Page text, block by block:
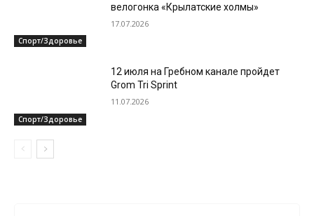
Спорт/Здоровье
велогонка «Крылатские холмы»
17.07.2026
Спорт/Здоровье
12 июля на Гребном канале пройдет
Grom Tri Sprint
11.07.2026